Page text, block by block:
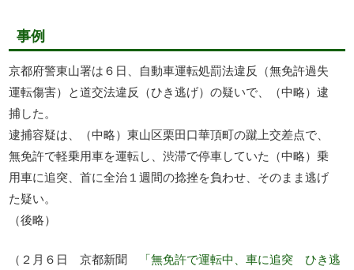
事例
京都府警東山署は６日、自動車運転処罰法違反（無免許過失
運転傷害）と道交法違反（ひき逃げ）の疑いで、（中略）逮
捕した。
逮捕容疑は、（中略）東山区栗田口華頂町の蹴上交差点で、
無免許で軽乗用車を運転し、渋滞で停車していた（中略）乗
用車に追突、首に全治１週間の捻挫を負わせ、そのまま逃げ
た疑い。
（後略）
（２月６日 京都新聞
「無免許で運転中、車に追突 ひき逃